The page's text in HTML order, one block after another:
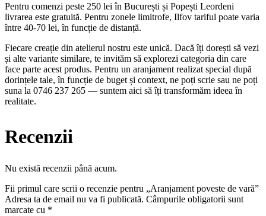
Pentru comenzi peste 250 lei în București și Popești Leordeni
livrarea este gratuită. Pentru zonele limitrofe, Ilfov tariful poate varia
între 40-70 lei, în funcție de distanță.
Fiecare creație din atelierul nostru este unică. Dacă îți dorești să vezi
și alte variante similare, te invităm să explorezi categoria din care
face parte acest produs. Pentru un aranjament realizat special după
dorințele tale, în funcție de buget și context, ne poți scrie sau ne poți
suna la 0746 237 265 — suntem aici să îți transformăm ideea în
realitate.
Recenzii
Nu există recenzii până acum.
Fii primul care scrii o recenzie pentru „Aranjament poveste de vară”
Adresa ta de email nu va fi publicată. Câmpurile obligatorii sunt
marcate cu *